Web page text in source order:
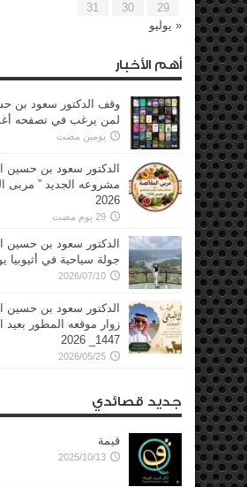
29
30
31
« يوليو
أهم الأخبار
وقف الدكتور سعود بن
لمن يرغب في تصفحه
يومين مضت
الدكتور سعود بن حسين
مشروعه الجديد ” مربى
2026
29 يوم مضت
الدكتور سعود بن حسين
جولة سياحية في أثيوبيا يوليو
2026/07/10
الدكتور سعود بن حسين
زوار موقعه المطور بعيد
1447_ 2026
2026/05/25
جديد قصائدي
قيمة
2025/10/13